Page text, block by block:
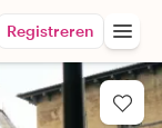
Registreren